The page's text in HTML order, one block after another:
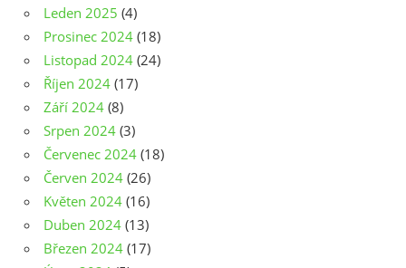
Leden 2025 (4)
Prosinec 2024 (18)
Listopad 2024 (24)
Říjen 2024 (17)
Září 2024 (8)
Srpen 2024 (3)
Červenec 2024 (18)
Červen 2024 (26)
Květen 2024 (16)
Duben 2024 (13)
Březen 2024 (17)